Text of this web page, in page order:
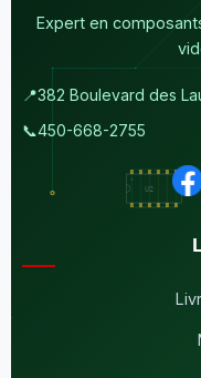
Expert en
📍382 Boulevard des
📞450-668-2755